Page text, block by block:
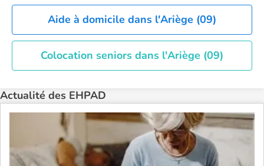
EHPAD Tours
EHPAD Troyes
Recherche par ville
Aide à domicile dans l'Ariège (09)
Colocation seniors dans l'Ariège (09)
Actualité des EHPAD